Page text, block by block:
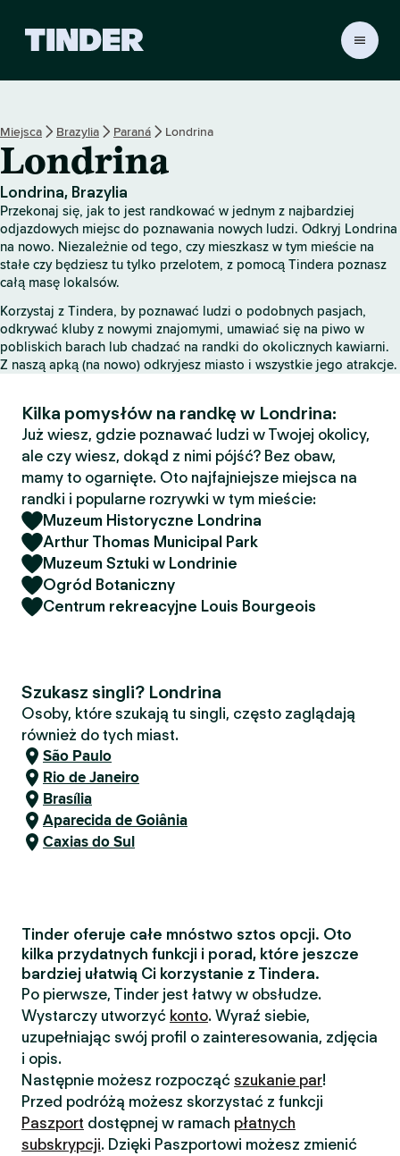
r
t
o
n
a
g
w
n
a
Miejsca Brazylia Paraná Londrina
Londrina
Londrina, Brazylia
Przekonaj się, jak to jest randkować w jednym z najbardziej
odjazdowych miejsc do poznawania nowych ludzi. Odkryj Londrina
na nowo. Niezależnie od tego, czy mieszkasz w tym mieście na
stałe czy będziesz tu tylko przelotem, z pomocą Tindera poznasz
całą masę lokalsów.
Korzystaj z Tindera, by poznawać ludzi o podobnych pasjach,
odkrywać kluby z nowymi znajomymi, umawiać się na piwo w
pobliskich barach lub chadzać na randki do okolicznych kawiarni.
Z naszą apką (na nowo) odkryjesz miasto i wszystkie jego atrakcje.
Kilka pomysłów na randkę w Londrina:
Już wiesz, gdzie poznawać ludzi w Twojej okolicy,
ale czy wiesz, dokąd z nimi pójść? Bez obaw,
mamy to ogarnięte. Oto najfajniejsze miejsca na
randki i popularne rozrywki w tym mieście:
Muzeum Historyczne Londrina
Arthur Thomas Municipal Park
Muzeum Sztuki w Londrinie
Ogród Botaniczny
Centrum rekreacyjne Louis Bourgeois
Szukasz singli? Londrina
Osoby, które szukają tu singli, często zaglądają
również do tych miast.
São Paulo
Rio de Janeiro
Brasília
Aparecida de Goiânia
Caxias do Sul
Tinder oferuje całe mnóstwo sztos opcji. Oto
kilka przydatnych funkcji i porad, które jeszcze
bardziej ułatwią Ci korzystanie z Tindera.
Po pierwsze, Tinder jest łatwy w obsłudze.
Wystarczy utworzyć konto. Wyraź siebie,
uzupełniając swój profil o zainteresowania, zdjęcia
i opis.
Następnie możesz rozpocząć szukanie par!
Przed podróżą możesz skorzystać z funkcji
Paszport dostępnej w ramach płatnych
subskrypcji. Dzięki Paszportowi możesz zmienić